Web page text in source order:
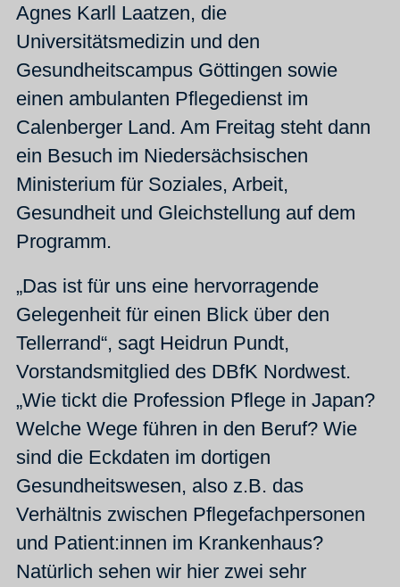
Agnes Karll Laatzen, die
Universitätsmedizin und den
Gesundheitscampus Göttingen sowie
einen ambulanten Pflegedienst im
Calenberger Land. Am Freitag steht dann
ein Besuch im Niedersächsischen
Ministerium für Soziales, Arbeit,
Gesundheit und Gleichstellung auf dem
Programm.
„Das ist für uns eine hervorragende
Gelegenheit für einen Blick über den
Tellerrand“, sagt Heidrun Pundt,
Vorstandsmitglied des DBfK Nordwest.
„Wie tickt die Profession Pflege in Japan?
Welche Wege führen in den Beruf? Wie
sind die Eckdaten im dortigen
Gesundheitswesen, also z.B. das
Verhältnis zwischen Pflegefachpersonen
und Patient:innen im Krankenhaus?
Natürlich sehen wir hier zwei sehr